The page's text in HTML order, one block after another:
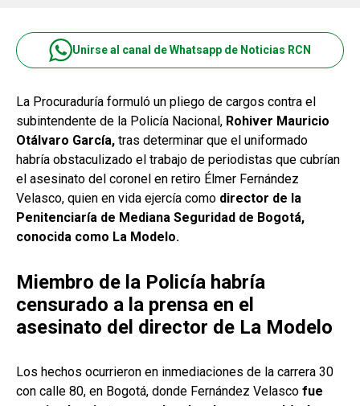
Unirse al canal de Whatsapp de Noticias RCN
La Procuraduría formuló un pliego de cargos contra el
subintendente de la Policía Nacional, Rohiver Mauricio
Otálvaro García, tras determinar que el uniformado
habría obstaculizado el trabajo de periodistas que cubrían
el asesinato del coronel en retiro Élmer Fernández
Velasco, quien en vida ejercía como director de la
Penitenciaría de Mediana Seguridad de Bogotá,
conocida como La Modelo.
Miembro de la Policía habría
censurado a la prensa en el
asesinato del director de La Modelo
Los hechos ocurrieron en inmediaciones de la carrera 30
con calle 80, en Bogotá, donde Fernández Velasco fue